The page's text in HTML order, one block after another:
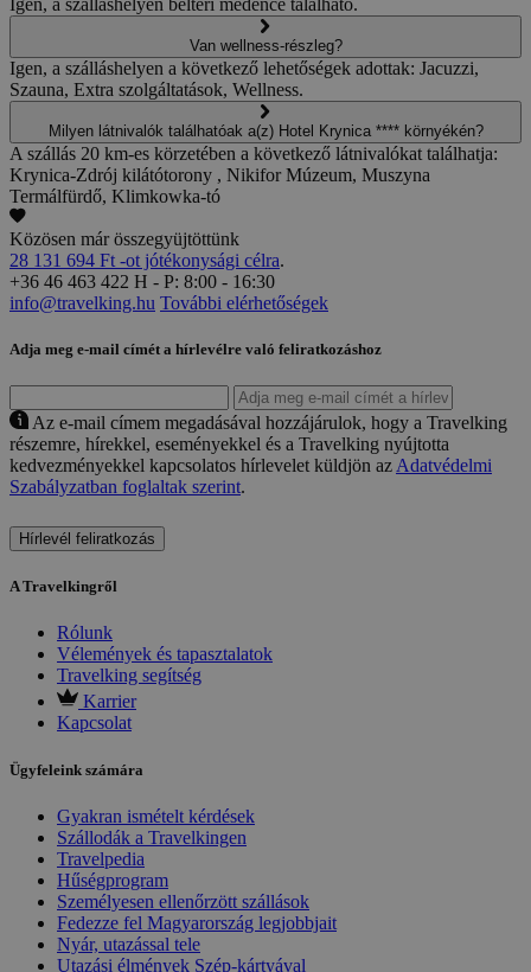
Van wellness-részleg?
Igen, a szálláshelyen a következő lehetőségek adottak: Jacuzzi,
Szauna, Extra szolgáltatások, Wellness.
Milyen látnivalók találhatóak a(z) Hotel Krynica **** környékén?
A szállás 20 km-es körzetében a következő látnivalókat találhatja:
Krynica-Zdrój kilátótorony , Nikifor Múzeum, Muszyna
Termálfürdő, Klimkowka-tó
Közösen már összegyüjtöttünk
28 131 694 Ft -ot jótékonysági célra.
+36 46 463 422 H - P: 8:00 - 16:30
info@travelking.hu További elérhetőségek
Adja meg e-mail címét a hírlevélre való feliratkozáshoz
Az e-mail címem megadásával hozzájárulok, hogy a Travelking
részemre, hírekkel, eseményekkel és a Travelking nyújtotta
kedvezményekkel kapcsolatos hírlevelet küldjön az Adatvédelmi
Szabályzatban foglaltak szerint.
Hírlevél feliratkozás
A Travelkingről
Rólunk
Vélemények és tapasztalatok
Travelking segítség
Karrier
Kapcsolat
Ügyfeleink számára
Gyakran ismételt kérdések
Szállodák a Travelkingen
Travelpedia
Hűségprogram
Személyesen ellenőrzött szállások
Fedezze fel Magyarország legjobbjait
Nyár, utazással tele
Utazási élmények Szép-kártyával